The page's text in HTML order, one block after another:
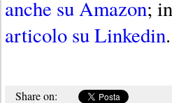
anche su Amazon;
articolo su Linkedin
Share on: